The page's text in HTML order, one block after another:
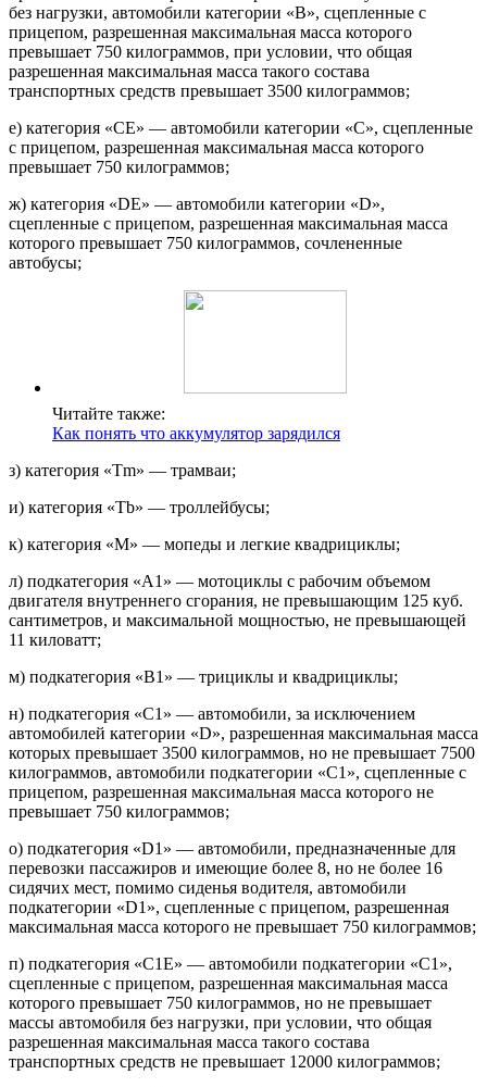
без нагрузки, автомобили категории «B», сцепленные с
прицепом, разрешенная максимальная масса которого
превышает 750 килограммов, при условии, что общая
разрешенная максимальная масса такого состава
транспортных средств превышает 3500 килограммов;
е) категория «CE» — автомобили категории «C», сцепленные
с прицепом, разрешенная максимальная масса которого
превышает 750 килограммов;
ж) категория «DE» — автомобили категории «D»,
сцепленные с прицепом, разрешенная максимальная масса
которого превышает 750 килограммов, сочлененные
автобусы;
Читайте также:
Как понять что аккумулятор зарядился
з) категория «Tm» — трамваи;
и) категория «Tb» — троллейбусы;
к) категория «M» — мопеды и легкие квадрициклы;
л) подкатегория «A1» — мотоциклы с рабочим объемом
двигателя внутреннего сгорания, не превышающим 125 куб.
сантиметров, и максимальной мощностью, не превышающей
11 киловатт;
м) подкатегория «B1» — трициклы и квадрициклы;
н) подкатегория «C1» — автомобили, за исключением
автомобилей категории «D», разрешенная максимальная масса
которых превышает 3500 килограммов, но не превышает 7500
килограммов, автомобили подкатегории «C1», сцепленные с
прицепом, разрешенная максимальная масса которого не
превышает 750 килограммов;
о) подкатегория «D1» — автомобили, предназначенные для
перевозки пассажиров и имеющие более 8, но не более 16
сидячих мест, помимо сиденья водителя, автомобили
подкатегории «D1», сцепленные с прицепом, разрешенная
максимальная масса которого не превышает 750 килограммов;
п) подкатегория «C1E» — автомобили подкатегории «C1»,
сцепленные с прицепом, разрешенная максимальная масса
которого превышает 750 килограммов, но не превышает
массы автомобиля без нагрузки, при условии, что общая
разрешенная максимальная масса такого состава
транспортных средств не превышает 12000 килограммов;